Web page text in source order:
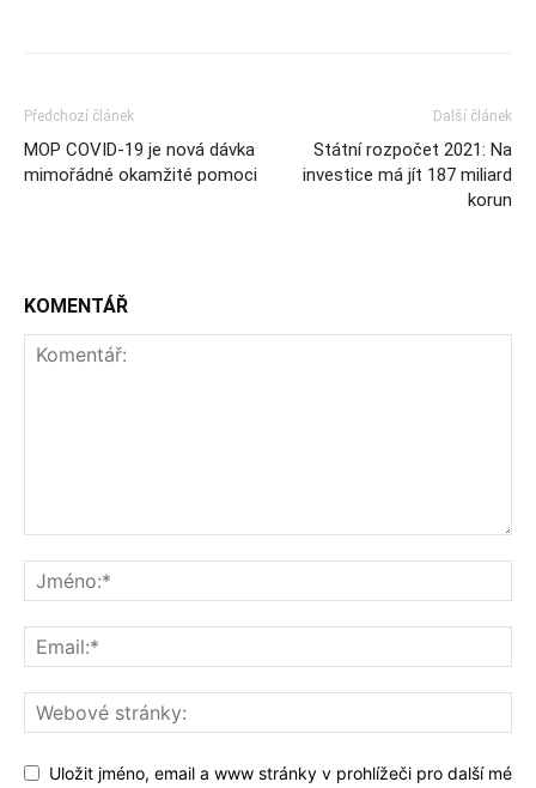
Předchozí článek
MOP COVID-19 je nová dávka
mimořádné okamžité pomoci
Další článek
Státní rozpočet 2021: Na
investice má jít 187 miliard
korun
KOMENTÁŘ
Uložit jméno, email a www stránky v prohlížeči pro další mé